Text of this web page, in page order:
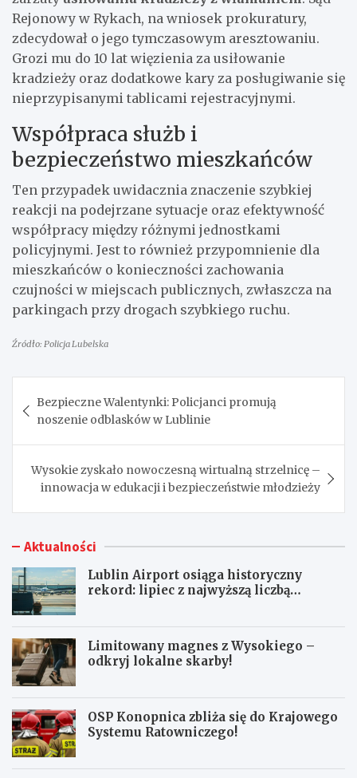
Rejonowy w Rykach, na wniosek prokuratury,
zdecydował o jego tymczasowym aresztowaniu.
Grozi mu do 10 lat więzienia za usiłowanie
kradzieży oraz dodatkowe kary za posługiwanie się
nieprzypisanymi tablicami rejestracyjnymi.
Współpraca służb i
bezpieczeństwo mieszkańców
Ten przypadek uwidacznia znaczenie szybkiej
reakcji na podejrzane sytuacje oraz efektywność
współpracy między różnymi jednostkami
policyjnymi. Jest to również przypomnienie dla
mieszkańców o konieczności zachowania
czujności w miejscach publicznych, zwłaszcza na
parkingach przy drogach szybkiego ruchu.
Źródło: Policja Lubelska
wpisu
Bezpieczne Walentynki: Policjanci promują
noszenie odblasków w Lublinie
Wysokie zyskało nowoczesną wirtualną strzelnicę –
innowacja w edukacji i bezpieczeństwie młodzieży
Aktualności
Lublin Airport osiąga historyczny
rekord: lipiec z najwyższą liczbą
Limitowany magnes z Wysokiego –
odkryj lokalne skarby!
OSP Konopnica zbliża się do Krajowego
Systemu Ratowniczego!